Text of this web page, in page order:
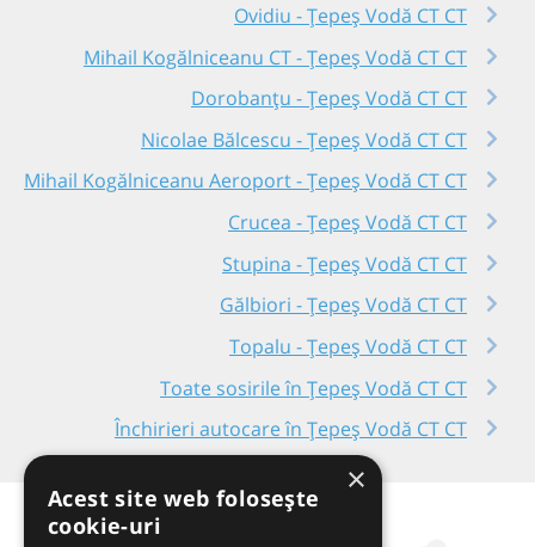
Ovidiu - Țepeș Vodă CT CT
Mihail Kogălniceanu CT - Țepeș Vodă CT CT
Dorobanțu - Țepeș Vodă CT CT
Nicolae Bălcescu - Țepeș Vodă CT CT
Mihail Kogălniceanu Aeroport - Țepeș Vodă CT CT
Crucea - Țepeș Vodă CT CT
Stupina - Țepeș Vodă CT CT
Gălbiori - Țepeș Vodă CT CT
Topalu - Țepeș Vodă CT CT
Toate sosirile în Țepeș Vodă CT CT
Închirieri autocare în Țepeș Vodă CT CT
×
Acest site web folosește
cookie-uri